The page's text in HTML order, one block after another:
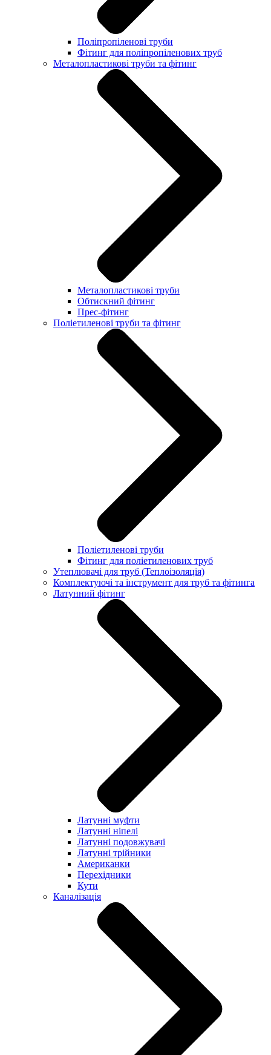
Поліпропіленові труби
Фітинг для поліпропіленових труб
Металопластикові труби та фітинг
Металопластикові труби
Обтискний фітинг
Прес-фітинг
Поліетиленові труби та фітинг
Поліетиленові труби
Фітинг для поліетиленових труб
Утеплювачі для труб (Теплоізоляція)
Комплектуючі та інструмент для труб та фітинга
Латунний фітинг
Латунні муфти
Латунні ніпелі
Латунні подовжувачі
Латунні трійники
Американки
Перехідники
Кути
Каналізація